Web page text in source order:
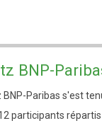
BNP-
Paribas s'est
participants